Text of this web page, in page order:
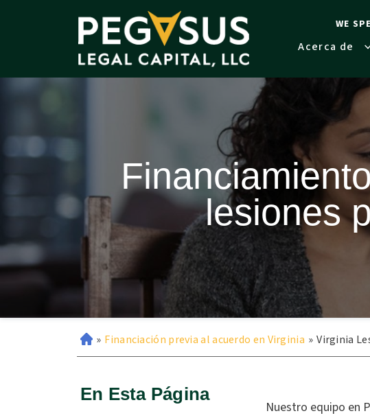
WE
Acerca de
lesiones
» Financiación previa al acuerdo en Virginia » Virginia
En Esta Página
Nuestro equipo en